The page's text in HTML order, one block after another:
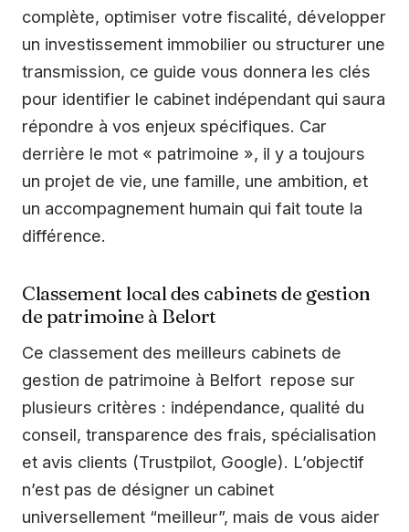
complète, optimiser votre fiscalité, développer
un investissement immobilier ou structurer une
transmission, ce guide vous donnera les clés
pour identifier le cabinet indépendant qui saura
répondre à vos enjeux spécifiques. Car
derrière le mot « patrimoine », il y a toujours
un projet de vie, une famille, une ambition, et
un accompagnement humain qui fait toute la
différence.
Classement local des cabinets de gestion
de patrimoine à Belort
Ce classement des meilleurs cabinets de
gestion de patrimoine à Belfort repose sur
plusieurs critères : indépendance, qualité du
conseil, transparence des frais, spécialisation
et avis clients (Trustpilot, Google). L’objectif
n’est pas de désigner un cabinet
universellement “meilleur”, mais de vous aider